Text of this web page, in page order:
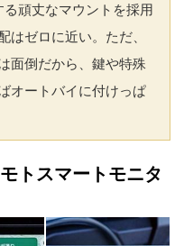
頑丈なマウントを採用
はゼロに近い。ただ、
面倒だから、鍵や特殊
オートバイに付けっぱ
トスマートモニタ